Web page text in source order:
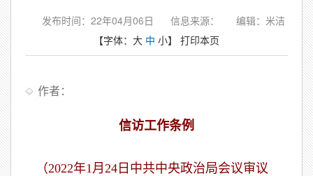
发布时间：22年04月06日 信息来源：
编辑：米洁
【字体： 大 中 小】 打印本页
作者：
信访工作条例
（2022年1月24日中共中央政治局会议审议